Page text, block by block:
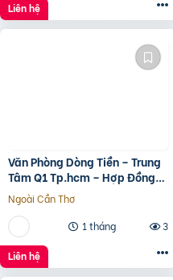
Liên hệ
Văn Phòng Dòng Tiền – Trung
Tâm Q1 Tp.hcm – Hợp Đồng
Thuê 250 Triệu/Tháng – 115
Tỷ
Ngoài Cần Thơ
1 tháng
3
Liên hệ